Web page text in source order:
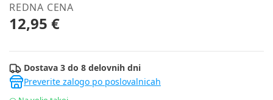
REDNA CENA
12,95 €
Dostava 3 do 8 delovnih dni
Preverite zalogo po poslovalnicah